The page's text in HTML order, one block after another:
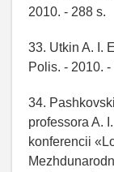
2010. - 288 s.
33. Utkin A. I.
Polis. - 2010.
34.
professora A.
konferencii